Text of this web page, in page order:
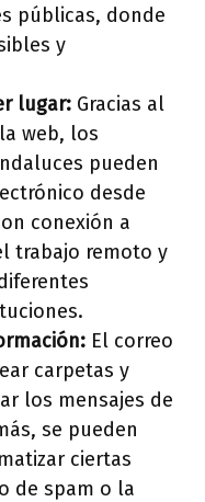
públicas, donde
y
lugar: Gracias al
web, los
pueden
desde
conexión a
trabajo remoto y
El correo
carpetas y
los mensajes de
se pueden
ciertas
de spam o la